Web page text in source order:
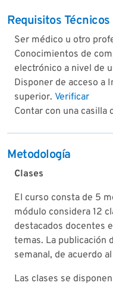
Requisitos Técnicos
Ser médico u otro
Conocimientos de
electrónico a nivel de
Disponer de acceso a
superior. Verificar
Contar con una
Metodología
Clases
El curso consta de 5
módulo considera 12
destacados docentes
temas. La publicación
semanal, de acuerdo
Las clases se